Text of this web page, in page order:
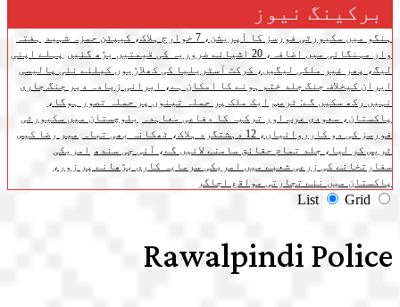
برکینگ نیوز
ہنگو میں سکیورٹی فورسز کا آپریشن، 7 خوارج ہلاک، کیپٹن حمزہ شہید
ہفتہ
وار مہنگائی میں اضافہ، 20 اشیائے ضروریہ کی قیمتیں بڑھ گئیں
پہلے اپنی
لیگ، پھر غیر ملکی لیگیں، کرکٹ آسٹریلیا کی کھلاڑیوں کیلئے نئی پالیسی
ایران کیخلاف جنگ جلد ختم ہونے کا امکان ہے، ایرانی زیادہ دیر جنگ جاری
نہیں رکھ سکیں گے: ٹرمپ ایک ملک پر حملہ تینوں پر حملہ تصور ہوگا،
پاکستان، سعودی عرب اور ترکیہ کا دفاعی معاہدہ
بلوچستان میں سکیورٹی
فورسز کی دو کارروائیاں، 12 دہشتگرد ہلاک، ٹھکانہ بھی تباہ
میر رضا کیس
ٹریس کر لیا، جلد تمام حقائق سامنے لائیں گے، آئی جی سندھ امریکی
سفارتخانے کی زرعی شعبے میں امریکی سرمایہ کاری بڑھانے پر زور،
پاکستان میں نئے تجارتی مواقع اجاگر
List Grid
Rawalpindi Police